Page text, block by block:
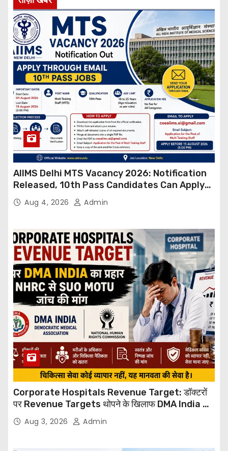
AIIMS Delhi MTS Vacancy 2026: Notification
Released, 10th Pass Candidates Can Apply
Through Email
Aug 4, 2026 Admin
Corporate Hospitals Revenue Target: डॉक्टरों
पर Revenue Targets थोपने के खिलाफ DMA India का
बड़ा कदम, NHRC से Suo Motu जांच की मांग
Aug 3, 2026 Admin